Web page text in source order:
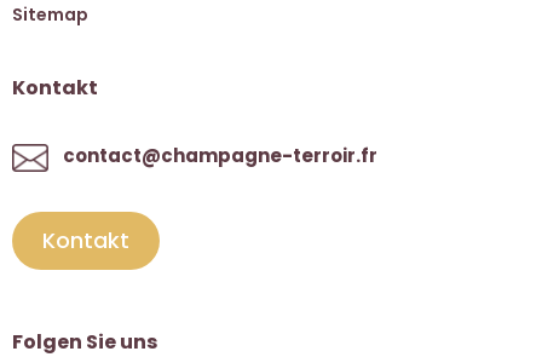
Sitemap
Kontakt
contact@champagne-terroir.fr
Kontakt
Folgen Sie uns